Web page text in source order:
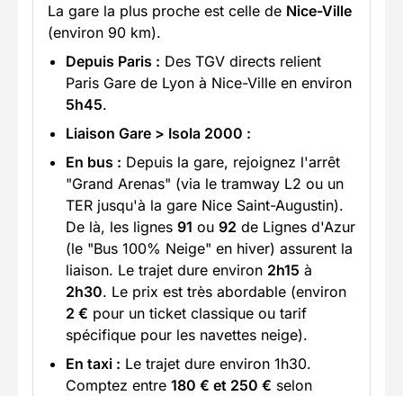
La gare la plus proche est celle de Nice-Ville
(environ 90 km).
Depuis Paris : Des TGV directs relient
Paris Gare de Lyon à Nice-Ville en environ
5h45.
Liaison Gare > Isola 2000 :
En bus : Depuis la gare, rejoignez l'arrêt
"Grand Arenas" (via le tramway L2 ou un
TER jusqu'à la gare Nice Saint-Augustin).
De là, les lignes 91 ou 92 de Lignes d'Azur
(le "Bus 100% Neige" en hiver) assurent la
liaison. Le trajet dure environ 2h15 à
2h30. Le prix est très abordable (environ
2 € pour un ticket classique ou tarif
spécifique pour les navettes neige).
En taxi : Le trajet dure environ 1h30.
Comptez entre 180 € et 250 € selon